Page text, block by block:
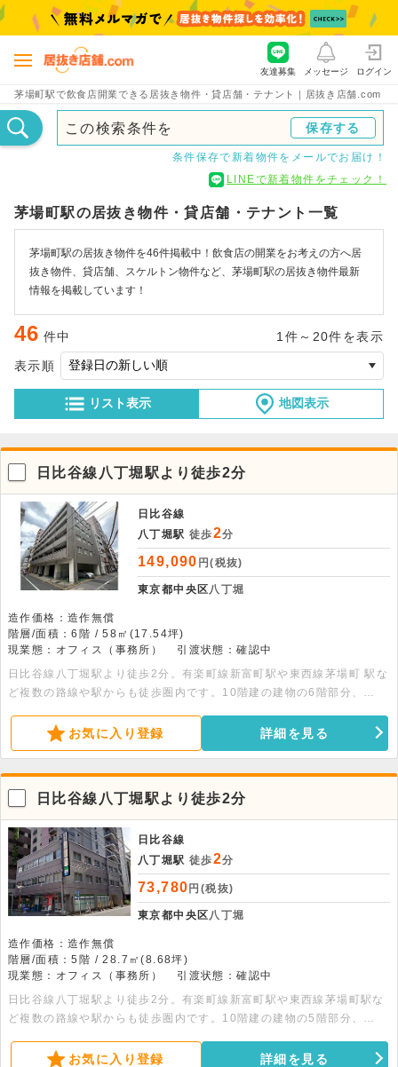
茅場町駅で飲食店開業できる居抜き物件・貸店舗・テナント｜居抜き店舗.com
友達募集 メッセージ ログイン
この検索条件を 保存する
条件保存で新着物件をメールでお届け！
LINEで新着物件をチェック！
茅場町駅の居抜き物件・貸店舗・テナント一覧
茅場町駅の居抜き物件を46件掲載中！飲食店の開業をお考えの方へ居
抜き物件、貸店舗、スケルトン物件など、茅場町駅の居抜き物件最新
情報を掲載しています！
46 件中 1件～20件を表示
リスト表示 地図表示
表示順
日比谷線八丁堀駅より徒歩2分
日比谷線
八丁堀駅 徒歩2分
149,090 円(税抜)
東京都中央区八丁堀
造作価格：造作無償
階層/面積：6階 / 58㎡(17.54坪)
現業態：オフィス（事務所）
引渡状態：確認中
日比谷線八丁堀駅より徒歩2分。有楽町線新富町駅や東西線茅場町 駅な
ど複数の路線や駅からも徒歩圏内です。10階建の建物の6階部分、
別空調・夜間オートロック・トイレ完備です。
お気に入り登録 詳細を見る
日比谷線八丁堀駅より徒歩2分
日比谷線
八丁堀駅 徒歩2分
73,780 円(税抜)
東京都中央区八丁堀
造作価格：造作無償
階層/面積：5階 / 28.7㎡(8.68坪)
現業態：オフィス（事務所）
引渡状態：確認中
日比谷線八丁堀駅より徒歩2分。有楽町線新富町駅や東西線茅場町駅な
ど複数の路線や駅からも徒歩圏内です。10階建の建物の5階部分、
間オートロック・トイレ完備です。
お気に入り登録 詳細を見る